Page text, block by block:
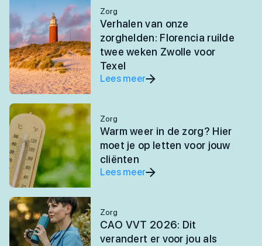
Zorg
Verhalen van onze
zorghelden: Florencia ruilde
twee weken Zwolle voor
Texel
Lees meer
Zorg
Warm weer in de zorg? Hier
moet je op letten voor jouw
cliënten
Lees meer
Zorg
CAO VVT 2026: Dit
verandert er voor jou als